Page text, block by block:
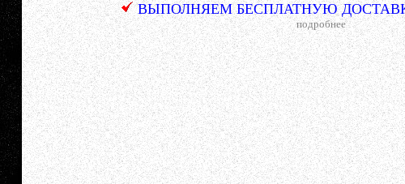
ВЫПОЛНЯЕМ БЕСПЛАТНУЮ
подробнее